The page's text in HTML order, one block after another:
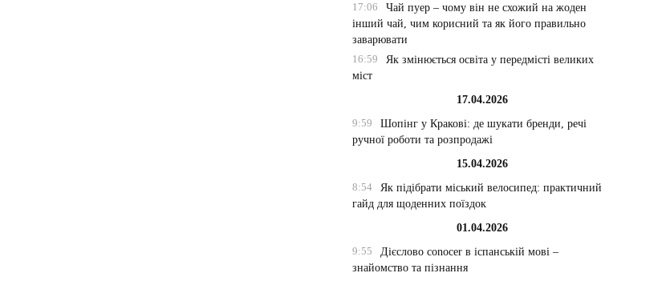
17:06
Чай пуер – чому він не схожий на жоден
інший чай, чим корисний та як його правильно
заварювати
16:59
Як змінюється освіта у передмісті великих
міст
17.04.2026
9:59
Шопінг у Кракові: де шукати бренди, речі
ручної роботи та розпродажі
15.04.2026
8:54
Як підібрати міський велосипед: практичний
гайд для щоденних поїздок
01.04.2026
9:55
Дієслово conocer в іспанській мові –
знайомство та пізнання